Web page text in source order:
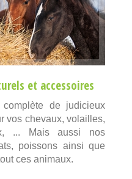
et accessoires
complète de judicieux
vos chevaux, volailles,
... Mais aussi nos
poissons ainsi que
ces animaux.